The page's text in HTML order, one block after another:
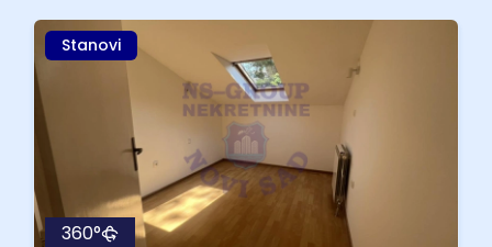
Stanovi
360°